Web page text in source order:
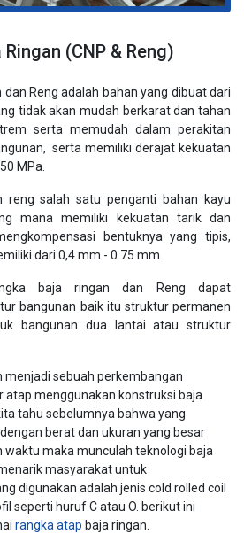
(CNP & Reng)
dan Reng adalah bahan yang dibuat dari
tidak akan mudah berkarat dan tahan
serta memudah dalam perakitan
serta memiliki derajat kekuatan
MPa.
reng salah satu penganti bahan kayu
mana memiliki kekuatan tarik dan
bentuknya yang tipis,
dari 0,4 mm - 0.75 mm.
baja ringan dan Reng dapat
bangunan baik itu struktur permanen
bangunan dua lantai atau struktur
menjadi sebuah perkembangan
menggunakan konstruksi baja
tahu sebelumnya bahwa yang
berat dan ukuran yang besar
waktu maka munculah teknologi baja
masyarakat untuk
digunakan adalah jenis cold rolled coil
seperti huruf C atau O. berikut ini
rangka atap baja ringan.